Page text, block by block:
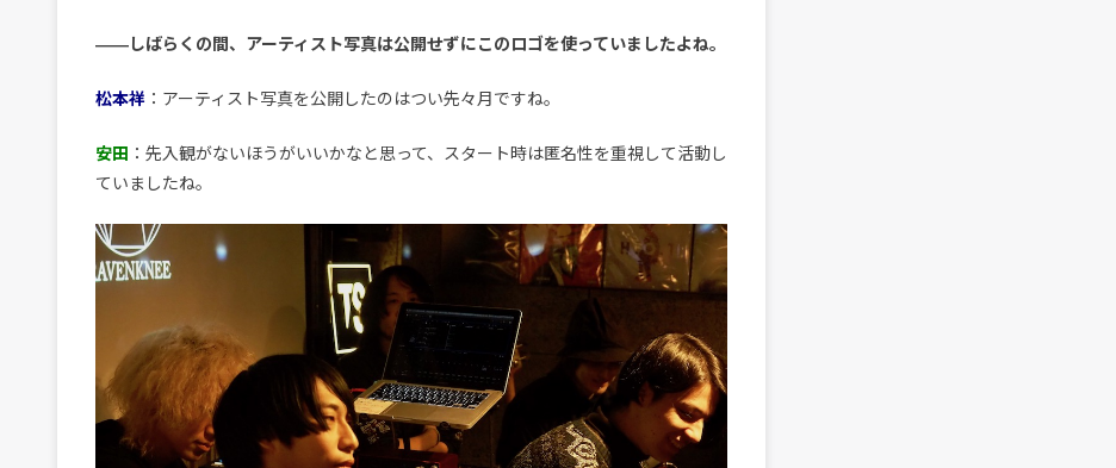
――しばらくの間、アーティスト写真は公開せずにこのロゴを使っていましたよね。
松本祥 ：アーティスト写真を公開したのはつい先々月ですね。
安田 ：先入観がないほうがいいかなと思って、スタート時は匿名性を重視して活動し
ていましたね。